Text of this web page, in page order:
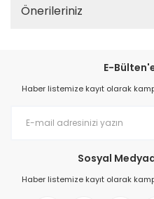
Önerileriniz
E-
Haber listemize kayıt olarak
Sosyal
Haber listemize kayıt olarak